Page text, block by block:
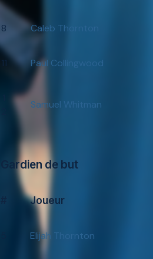
8 Caleb Thornton
11 Paul Collingwood
Samuel Whitman
Gardien de but
Joueur
Elijah Thornton